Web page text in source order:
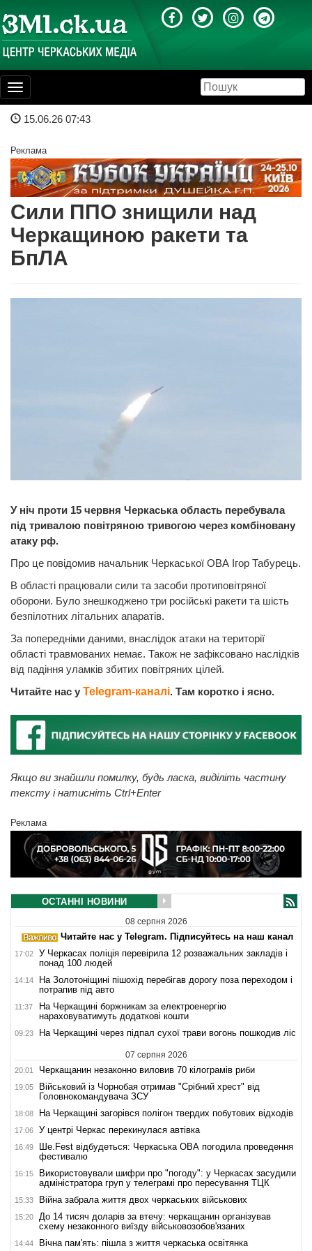
Toggle
navigation
15.06.26 07:43
Реклама
Сили ППО знищили над
Черкащиною ракети та
БпЛА
У ніч проти 15 червня Черкаська область перебувала
під тривалою повітряною тривогою через комбіновану
атаку рф.
Про це повідомив начальник Черкаської ОВА Ігор Табурець.
В області працювали сили та засоби протиповітряної
оборони. Було знешкоджено три російські ракети та шість
безпілотних літальних апаратів.
За попередніми даними, внаслідок атаки на території
області травмованих немає. Також не зафіксовано наслідків
від падіння уламків збитих повітряних цілей.
Читайте нас у Telegram-каналі. Там коротко і ясно.
Якщо ви знайшли помилку, будь ласка, виділіть частину
тексту і натисніть Ctrl+Enter
Реклама
ОСТАННІ НОВИНИ
08 серпня 2026
Читайте нас у Telegram. Підписуйтесь на наш канал
17:02
У Черкасах поліція перевірила 12 розважальних закладів і
понад 100 людей
14:14
На Золотоніщині пішохід перебігав дорогу поза переходом і
потрапив під авто
11:37
На Черкащині боржникам за електроенергію
нараховуватимуть додаткові кошти
09:23 На Черкащині через підпал сухої трави вогонь пошкодив ліс
07 серпня 2026
20:01 Черкащанин незаконно виловив 70 кілограмів риби
19:05
Військовий із Чорнобая отримав "Срібний хрест" від
Головнокомандувача ЗСУ
18:08 На Черкащині загорівся полігон твердих побутових відходів
17:06 У центрі Черкас перекинулася автівка
16:49
Ше.Fest відбудеться: Черкаська ОВА погодила проведення
фестивалю
16:15
Використовували шифри про "погоду": у Черкасах засудили
адміністратора груп у телеграмі про пересування ТЦК
15:33 Війна забрала життя двох черкаських військових
15:20
До 14 тисяч доларів за втечу: черкащанин організував
схему незаконного виїзду військовозобов'язаних
14:44 Вічна пам'ять: пішла з життя черкаська освітянка